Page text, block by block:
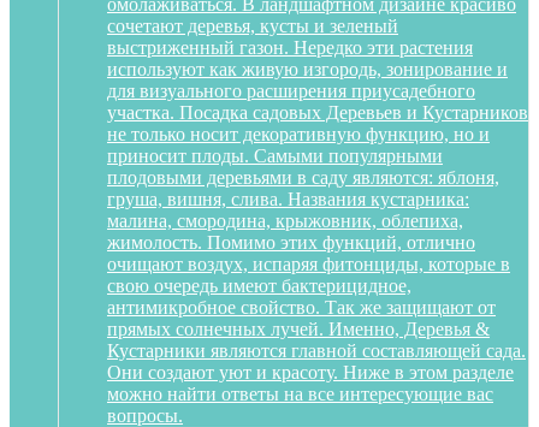
омолаживаться. В ландшафтном дизайне красиво
сочетают деревья, кусты и зеленый
выстриженный газон. Нередко эти растения
используют как живую изгородь, зонирование и
для визуального расширения приусадебного
участка. Посадка садовых Деревьев и Кустарников
не только носит декоративную функцию, но и
приносит плоды. Самыми популярными
плодовыми деревьями в саду являются: яблоня,
груша, вишня, слива. Названия кустарника:
малина, смородина, крыжовник, облепиха,
жимолость. Помимо этих функций, отлично
очищают воздух, испаряя фитонциды, которые в
свою очередь имеют бактерицидное,
антимикробное свойство. Так же защищают от
прямых солнечных лучей. Именно, Деревья &
Кустарники являются главной составляющей сада.
Они создают уют и красоту. Ниже в этом разделе
можно найти ответы на все интересующие вас
вопросы.